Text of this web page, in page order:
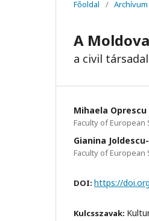
Főoldal / Archívum
A
a civil
Mihaela Oprescu
Faculty of
Gianina
Faculty of
DOI: https://
Kulcsszavak: